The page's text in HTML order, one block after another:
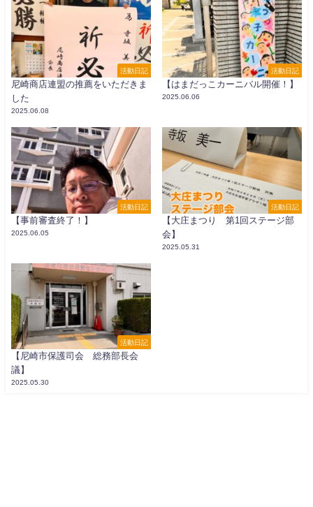
活動日記
尼崎商店連盟の推薦をいただきま
した
2025.06.08
活動日記
【はまだっこカーニバル開催！】
2025.06.06
活動日記
【事前審査終了！】
2025.06.05
活動日記
【大庄まつり 第1回ステージ部
会】
2025.05.31
活動日記
【尼崎市保護司会 総務部長会
議】
2025.05.30